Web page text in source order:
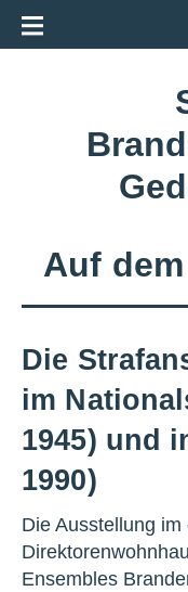
Auf
Die
im
1945) und
1990)
Die Ausstellung im
Ensembles